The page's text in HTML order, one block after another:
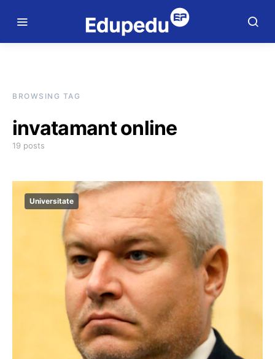
BROWSING TAG
invatamant online
19 posts
Universitate